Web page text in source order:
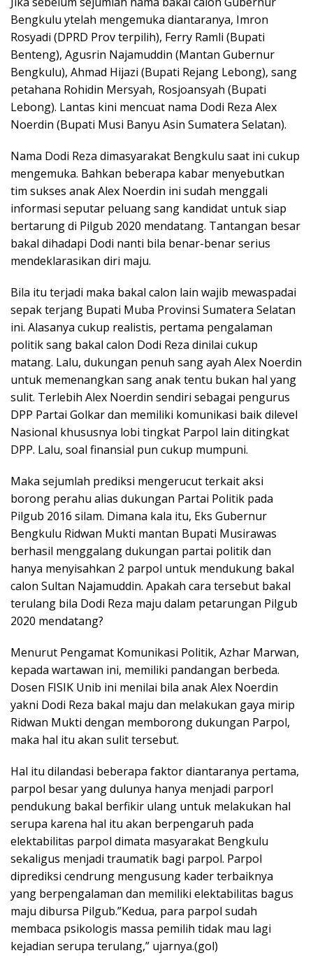
Bengkulu ytelah mengemuka diantaranya, Imron
Rosyadi (DPRD Prov terpilih), Ferry Ramli (Bupati
Benteng), Agusrin Najamuddin (Mantan Gubernur
Bengkulu), Ahmad Hijazi (Bupati Rejang Lebong), sang
petahana Rohidin Mersyah, Rosjoansyah (Bupati
Lebong). Lantas kini mencuat nama Dodi Reza Alex
Noerdin (Bupati Musi Banyu Asin Sumatera Selatan).
Nama Dodi Reza dimasyarakat Bengkulu saat ini cukup
mengemuka. Bahkan beberapa kabar menyebutkan
tim sukses anak Alex Noerdin ini sudah menggali
informasi seputar peluang sang kandidat untuk siap
bertarung di Pilgub 2020 mendatang. Tantangan besar
bakal dihadapi Dodi nanti bila benar-benar serius
mendeklarasikan diri maju.
Bila itu terjadi maka bakal calon lain wajib mewaspadai
sepak terjang Bupati Muba Provinsi Sumatera Selatan
ini. Alasanya cukup realistis, pertama pengalaman
politik sang bakal calon Dodi Reza dinilai cukup
matang. Lalu, dukungan penuh sang ayah Alex Noerdin
untuk memenangkan sang anak tentu bukan hal yang
sulit. Terlebih Alex Noerdin sendiri sebagai pengurus
DPP Partai Golkar dan memiliki komunikasi baik dilevel
Nasional khususnya lobi tingkat Parpol lain ditingkat
DPP. Lalu, soal finansial pun cukup mumpuni.
Maka sejumlah prediksi mengerucut terkait aksi
borong perahu alias dukungan Partai Politik pada
Pilgub 2016 silam. Dimana kala itu, Eks Gubernur
Bengkulu Ridwan Mukti mantan Bupati Musirawas
berhasil menggalang dukungan partai politik dan
hanya menyisahkan 2 parpol untuk mendukung bakal
calon Sultan Najamuddin. Apakah cara tersebut bakal
terulang bila Dodi Reza maju dalam petarungan Pilgub
2020 mendatang?
Menurut Pengamat Komunikasi Politik, Azhar Marwan,
kepada wartawan ini, memiliki pandangan berbeda.
Dosen FISIK Unib ini menilai bila anak Alex Noerdin
yakni Dodi Reza bakal maju dan melakukan gaya mirip
Ridwan Mukti dengan memborong dukungan Parpol,
maka hal itu akan sulit tersebut.
Hal itu dilandasi beberapa faktor diantaranya pertama,
parpol besar yang dulunya hanya menjadi parporl
pendukung bakal berfikir ulang untuk melakukan hal
serupa karena hal itu akan berpengaruh pada
elektabilitas parpol dimata masyarakat Bengkulu
sekaligus menjadi traumatik bagi parpol. Parpol
diprediksi cendrung mengusung kader terbaiknya
yang berpengalaman dan memiliki elektabilitas bagus
maju dibursa Pilgub.”Kedua, para parpol sudah
membaca psikologis massa pemilih tidak mau lagi
kejadian serupa terulang,” ujarnya.(gol)